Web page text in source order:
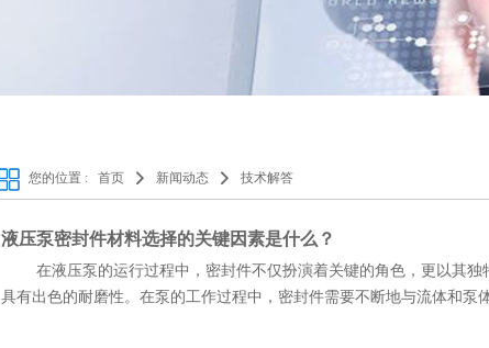
您的位置 : 首页 新闻动态 技术解答
液压泵密封件材料选择的关键因素是什么？
在液压泵的运行过程中，密封件不仅扮演着关键的角色，更以其独
具有出色的耐磨性。在泵的工作过程中，密封件需要不断地与流体和泵